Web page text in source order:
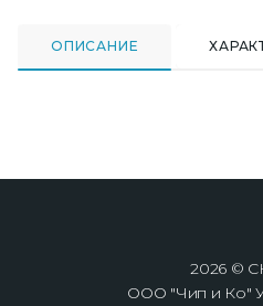
ОПИСАНИЕ
2026 ©
ООО "Чип и Ко"